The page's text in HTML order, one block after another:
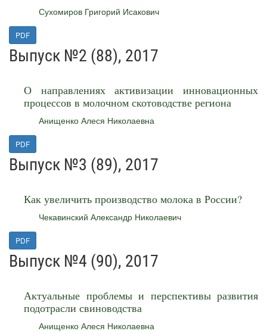
Сухомиров Григорий Исакович
PDF
Выпуск №2 (88), 2017
О направлениях активизации инновационных
процессов в молочном скотоводстве региона
Анищенко Алеся Николаевна
PDF
Выпуск №3 (89), 2017
Как увеличить производство молока в России?
Чекавинский Александр Николаевич
PDF
Выпуск №4 (90), 2017
Актуальные проблемы и перспективы развития
подотрасли свиноводства
Анищенко Алеся Николаевна